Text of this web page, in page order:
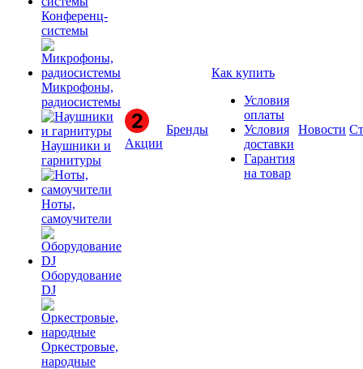
Конференц-
системы
Микрофоны,
радиосистемы
Наушники и
гарнитуры
Ноты,
самоучители
Оборудование
DJ
Оркестровые,
народные
Акции
Бренды
Как купить
Условия
оплаты
Условия
доставки
Гарантия
на товар
Новости